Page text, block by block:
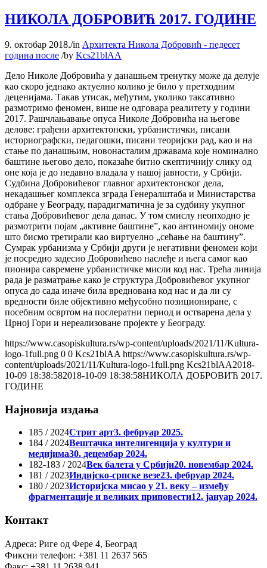
НИКОЛА ДОБРОВИЋ 2017. ГОДИНЕ
9. октобар 2018./in Архитекта Никола Добровић - педесет
година после /by Kcs21blAA
Дело Николе Добровића у данашњем тренутку може да делује
као скоро једнако актуелно колико је било у претходним
деценијама. Такав утисак, међутим, уколико таксативно
размотримо феномен, више не одговара реалитету у години
2017. Рашчлањавање опуса Николе Добровића на његове
делове: грађени архитектонски, урбанистички, писани
историографски, педагошки, писани теоријски рад, као и на
стање по данашњим, новонасталим државама које номинално
баштине његово дело, показаће битно скептичнију слику од
оне која је до недавно владала у нашој јавности, у Србији.
Судбина Добровићевог главног архитектонског дела,
некадашњег комплекса зграда Генералштаба и Министарства
одбране у Београду, парадигматична је за судбину укупног
стања Добровићевог дела данас. У том смислу неопходно је
размотрити појам „активне баштине”, као антиномију ономе
што бисмо третирали као виртуелно „сећање на баштину”.
Сумрак урбанизма у Србији други је негативни феномен који
је посредно задесио Добровићево наслеђе и њега самог као
пионира савремене урбанистичке мисли код нас. Трећа линија
рада је разматрање како је структура Добровићевог укупног
опуса до сада иначе била вреднована код нас и да ли су
вредности биле објективно међусобно позициониране, с
посебним освртом на послератни период и остварена дела у
Црној Гори и нереализоване пројекте у Београду.
https://www.casopiskultura.rs/wp-content/uploads/2021/11/Kultura-
logo-1full.png 0 0 Kcs21blAA https://www.casopiskultura.rs/wp-
content/uploads/2021/11/Kultura-logo-1full.png Kcs21blAA2018-
10-09 18:38:582018-10-09 18:38:58НИКОЛА ДОБРОВИЋ 2017.
ГОДИНЕ
Најновија издања
185 / 2024Стрит арт3. фебруар 2025.
184 / 2024Вештачка интелигенција у култури и
медијима30. децембар 2024.
182-183 / 2024Век балета у Србији20. новембар 2024.
181 / 2023Индијско-српске везе23. фебруар 2024.
180 / 2023Историјска мисао у 21. веку – између
фрагментације и великих приповести12. јануар 2024.
Контакт
Адреса: Риге од Фере 4, Београд
Фиксни телефон: +381 11 2637 565